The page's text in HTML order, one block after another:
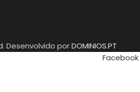
Desenvolvido porDOMINIOS.PT
Facebook